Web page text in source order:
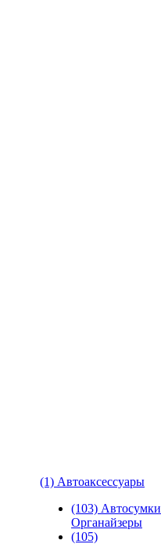
(1) Автоаксессуары
(103) Автосумки
Органайзеры
(105)